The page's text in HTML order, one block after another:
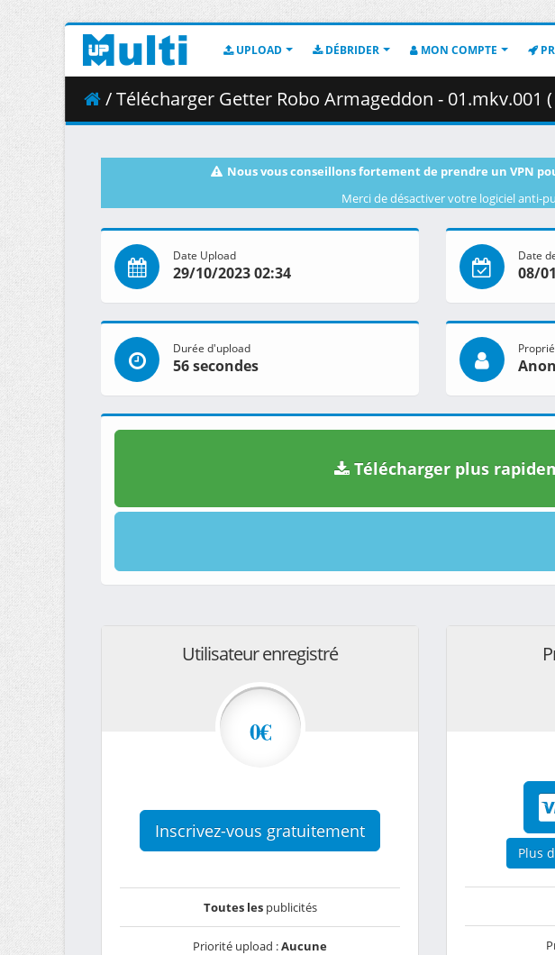
UPLOAD DÉBRIDER MON COMPTE
/ Télécharger Getter Robo Armageddon - 01.mkv.001 (
Nous vous conseillons fortement de prendre un VPN
Merci de désactiver votre logiciel anti-
Date Upload
29/10/2023 02:34
Date
08/
Durée d'upload
56 secondes
Télécharger plus
Utilisateur enregistré
0€
Inscrivez-vous gratuitement
Toutes lespublicités
Priorité upload :Aucune
Plus